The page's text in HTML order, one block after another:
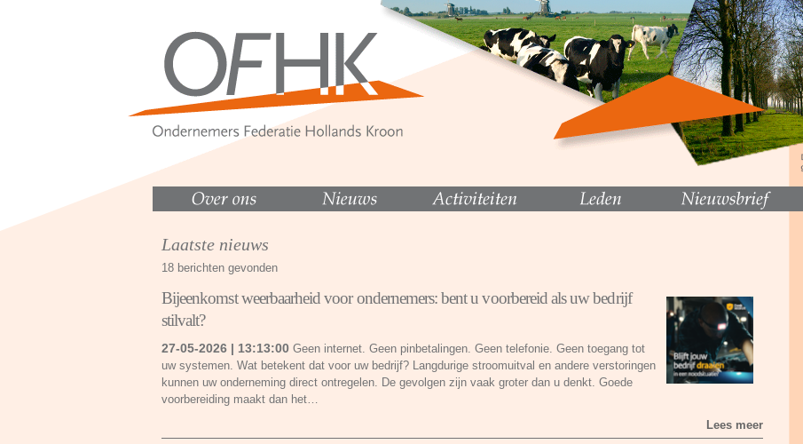
Laatste nieuws
18 berichten gevonden
Bijeenkomst weerbaarheid voor ondernemers: bent u voorbereid als uw bedrijf
stilvalt?
27-05-2026 | 13:13:00 Geen internet. Geen pinbetalingen. Geen telefonie. Geen toegang tot
uw systemen. Wat betekent dat voor uw bedrijf? Langdurige stroomuitval en andere verstoringen
kunnen uw onderneming direct ontregelen. De gevolgen zijn vaak groter dan u denkt. Goede
voorbereiding maakt dan het…
Lees meer